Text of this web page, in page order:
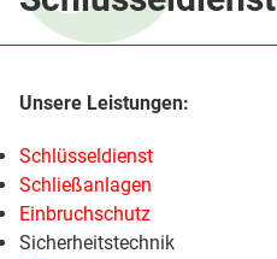
Schlüsseldienst
Schließanlagen
Einbruchschutz
Sicherheitstechnik